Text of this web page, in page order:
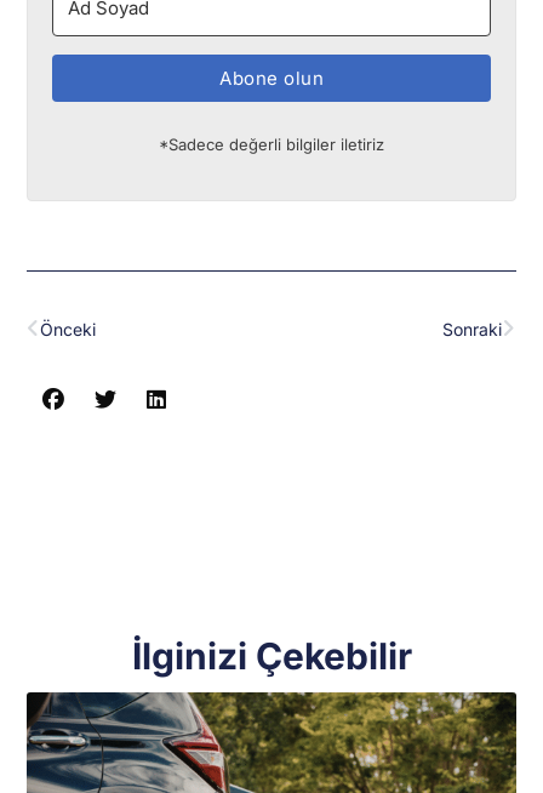
Abone olun
*Sadece değerli bilgiler iletiriz
Önceki Sonraki
İlginizi Çekebilir